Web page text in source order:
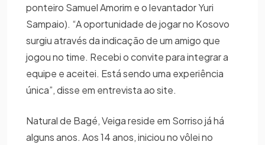
ponteiro Samuel Amorim e o levantador Yuri
Sampaio). “A oportunidade de jogar no Kosovo
surgiu através da indicação de um amigo que
jogou no time. Recebi o convite para integrar a
equipe e aceitei. Está sendo uma experiência
única”, disse em entrevista ao site.
Natural de Bagé, Veiga reside em Sorriso já há
alguns anos. Aos 14 anos, iniciou no vôlei no